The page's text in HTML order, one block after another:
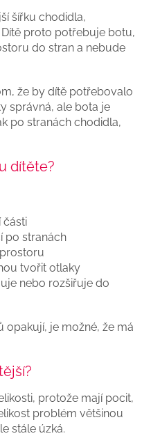
šířku chodidla,
proto potřebuje botu,
do stran a nebude
že by dítě potřebovalo
správná, ale bota je
po stranách chodidla,
dítěte?
části
po stranách
tvořit otlaky
nebo rozšiřuje do
opakují, je možné, že má
protože mají pocit,
problém většinou
stále úzká.